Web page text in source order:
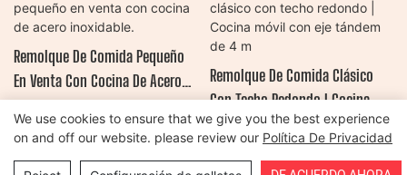
Remolque De Comida Pequeño
En Venta Con Cocina De Acero
Inoxidable.
Remolque De Comida Clásico
Con Techo Redondo | Cocina
Móvil Con Eje Tándem De 4 M
We use cookies to ensure that we give you the best experience
on and off our website. please review our Política De Privacidad